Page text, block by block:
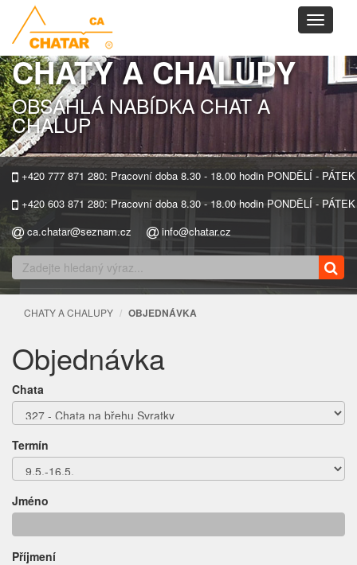
Toggle
CHATY A CHALUPY
OBSÁHLÁ NABÍDKA CHAT A
CHALUP
+420 777 871 280: Pracovní doba 8.30 - 18.00 hodin PONDĚLÍ - PÁTEK
+420 603 871 280: Pracovní doba 8.30 - 18.00 hodin PONDĚLÍ - PÁTEK
ca.chatar@seznam.cz
info@chatar.cz
CHATY A CHALUPY OBJEDNÁVKA
Objednávka
Chata
Termín
Jméno
Příjmení